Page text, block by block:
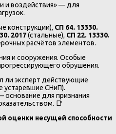
и воздействия» — для
конструкции), СП 64. 13330.
2017(стальные), СП 22. 13330.
расчётов элементов.
и сооружения. Особые
обрушения.
ли эксперт действующие
устаревшие СНиП).
для признания
📑
оценки несущей способности